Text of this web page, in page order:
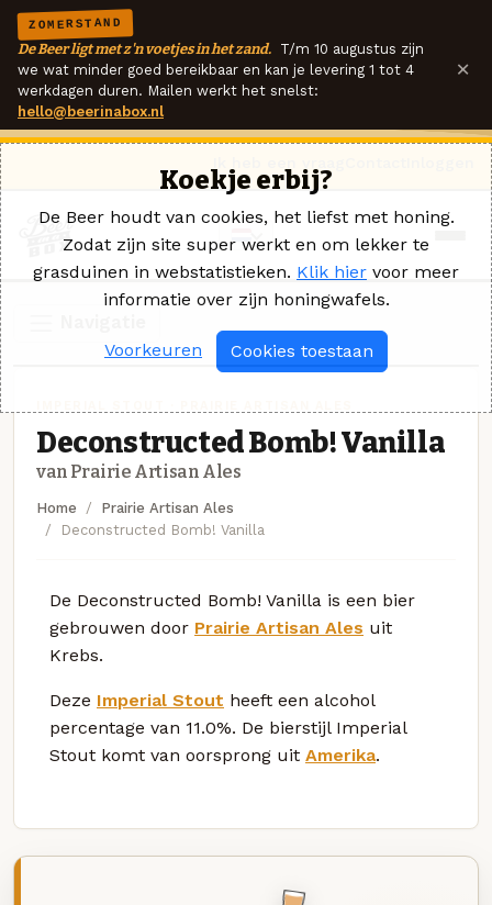
ZOMERSTAND
De Beer ligt met z'n voetjes in het zand. T/m 10 augustus zijn
we wat minder goed bereikbaar en kan je levering 1 tot 4
werkdagen duren. Mailen werkt het snelst:
hello@beerinabox.nl
×
Deconstructed Bomb! Vanilla
van Prairie Artisan Ales
Home
Prairie Artisan Ales
Deconstructed Bomb! Vanilla
De Deconstructed Bomb! Vanilla is een bier
gebrouwen door Prairie Artisan Ales uit
Krebs.
Deze Imperial Stout heeft een alcohol
percentage van 11.0%. De bierstijl Imperial
Stout komt van oorsprong uit Amerika.
Koekje erbij?
De Beer houdt van cookies, het liefst met honing.
Zodat zijn site super werkt en om lekker te
grasduinen in webstatistieken. Klik hier voor meer
informatie over zijn honingwafels.
Voorkeuren Cookies toestaan